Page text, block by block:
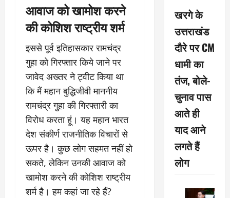
आवाज को खामोश करने
की कोशिश राष्ट्रीय शर्म
इससे पूर्व इतिहासकार रामचंद्र
गुहा को गिरफ्तार किये जाने पर
जावेद अख्तर ने ट्वीट किया था
कि मैं महान बुद्धिजीवी माननीय
रामचंद्र गुहा की गिरफ्तारी का
विरोध करता हूं। यह महान भारत
देश संकीर्ण राजनीतिक विचारों से
ऊपर है। कुछ लोग सहमत नहीं हो
सकते, लेकिन उनकी आवाज को
खामोश करने की कोशिश राष्ट्रीय
शर्म है। हम कहां जा रहे हैं?
खरगे के
उत्तराखंड
दौरे पर CM
धामी का
तंज, बोले-
चुनाव पास
आते ही
याद आने
लगते हैं
लोग